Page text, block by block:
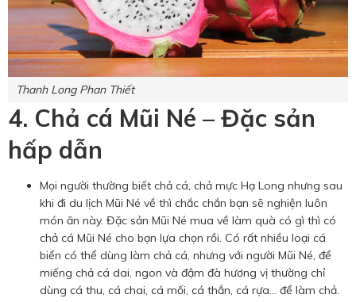
Thanh Long Phan Thiết
4. Chả cá Mũi Né – Đặc sản
hấp dẫn
Mọi người thường biết chả cá, chả mực Hạ Long nhưng sau
khi đi du lịch Mũi Né về thì chắc chắn bạn sẽ nghiện luôn
món ăn này. Đặc sản Mũi Né mua về làm quà có gì thì có
chả cá Mũi Né cho bạn lựa chọn rồi. Có rất nhiều loại cá
biển có thể dùng làm chả cá, nhưng với người Mũi Né, để
miếng chả cá dai, ngon và đậm đà hương vị thường chỉ
dùng cá thu, cá chai, cá mối, cá thẳn, cá rựa… để làm chả.